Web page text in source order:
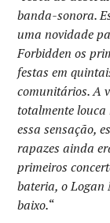
banda-sonora.
uma novidade
Forbidden os
festas em
comunitários. A
totalmente louca
essa sensação,
rapazes ainda
primeiros
bateria, o
baixo.“